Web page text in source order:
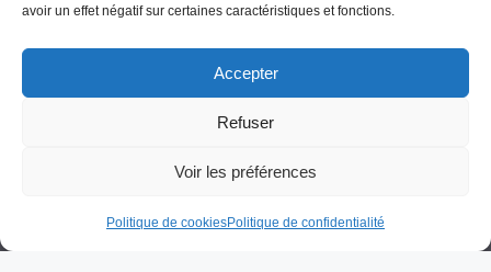
avoir un effet négatif sur certaines caractéristiques et fonctions.
Accepter
Refuser
Voir les préférences
Politique de cookiesPolitique de confidentialité